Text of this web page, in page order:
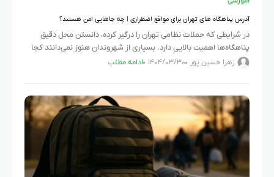
آدرس پناهگاه‌ های تهران برای مواقع اضطراری | چه جاهایی امن هستند؟
در شرایطی که حملات نظامی تهران را درگیر کرده، دانستن محل دقیق
پناهگاه‌ها اهمیت بالایی دارد. بسیاری از شهروندان هنوز نمی‌دانند کجا
باید پناه بگیرند یا چه مکانی برای حفظ
زهرا حسین پور ۱۴۰۴/۰۳/۳۰ ادامه مطلب